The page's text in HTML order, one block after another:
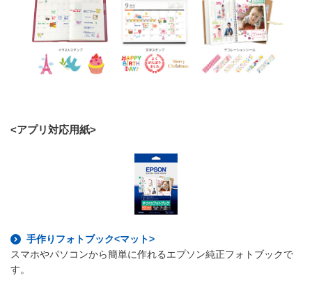
<アプリ対応用紙>
手作りフォトブック<マット>
スマホやパソコンから簡単に作れるエプソン純正フォトブックで
す。